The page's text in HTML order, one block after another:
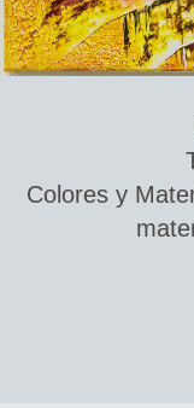
Colores y